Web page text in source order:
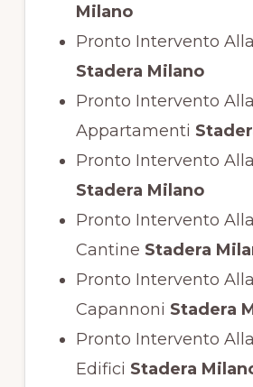
Milano
Pronto Intervento
Stadera Milano
Pronto Intervento
Appartamenti
Pronto Intervento
Stadera Milano
Pronto Intervento
Cantine Stadera
Pronto Intervento
Capannoni Stadera
Pronto Intervento
Edifici Stadera